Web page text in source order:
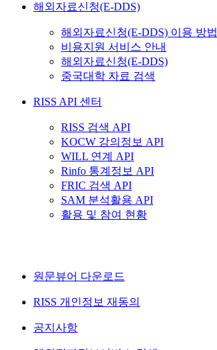
해외자료신청(E-DDS)
해외자료신청(E-DDS) 이용 방법
비용지원 서비스 안내
해외자료신청(E-DDS)
중국대학 자료 검색
RISS API 센터
RISS 검색 API
KOCW 강의정보 API
WILL 연계 API
Rinfo 통계정보 API
FRIC 검색 API
SAM 분석활용 API
활용 및 참여 현황
원문뷰어 다운로드
RISS 개인정보 재동의
공지사항